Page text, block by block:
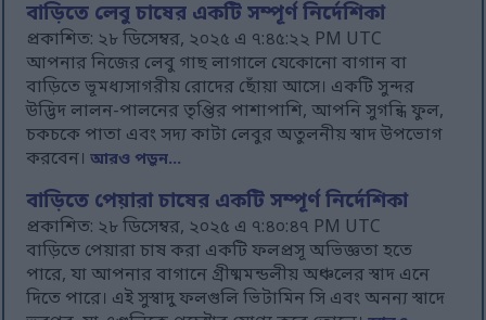
বাড়িতে লেবু চাষের একটি সম্পূর্ণ নির্দেশিকা
প্রকাশিত: ২৮ ডিসেম্বর, ২০২৫ এ ৭:৪৫:২২ PM UTC
আপনার নিজের লেবু গাছ লাগালে যেকোনো বাগান বা
বাড়িতে ভূমধ্যসাগরীয় রোদের ছোঁয়া আসে। একটি সুন্দর
উদ্ভিদ লালন-পালনের তৃপ্তির পাশাপাশি, আপনি সুগন্ধি ফুল,
চকচকে পাতা এবং সদ্য কাটা লেবুর অতুলনীয় স্বাদ উপভোগ
করবেন।আরও পড়ুন...
বাড়িতে পেয়ারা চাষের একটি সম্পূর্ণ নির্দেশিকা
প্রকাশিত: ২৮ ডিসেম্বর, ২০২৫ এ ৭:৪০:৪৭ PM UTC
বাড়িতে পেয়ারা চাষ করা একটি ফলপ্রসূ অভিজ্ঞতা হতে
পারে, যা আপনার বাগানে গ্রীষ্মমন্ডলীয় অঞ্চলের স্বাদ এনে
দিতে পারে। এই সুস্বাদু ফলগুলি ভিটামিন সি এবং অনন্য স্বাদে